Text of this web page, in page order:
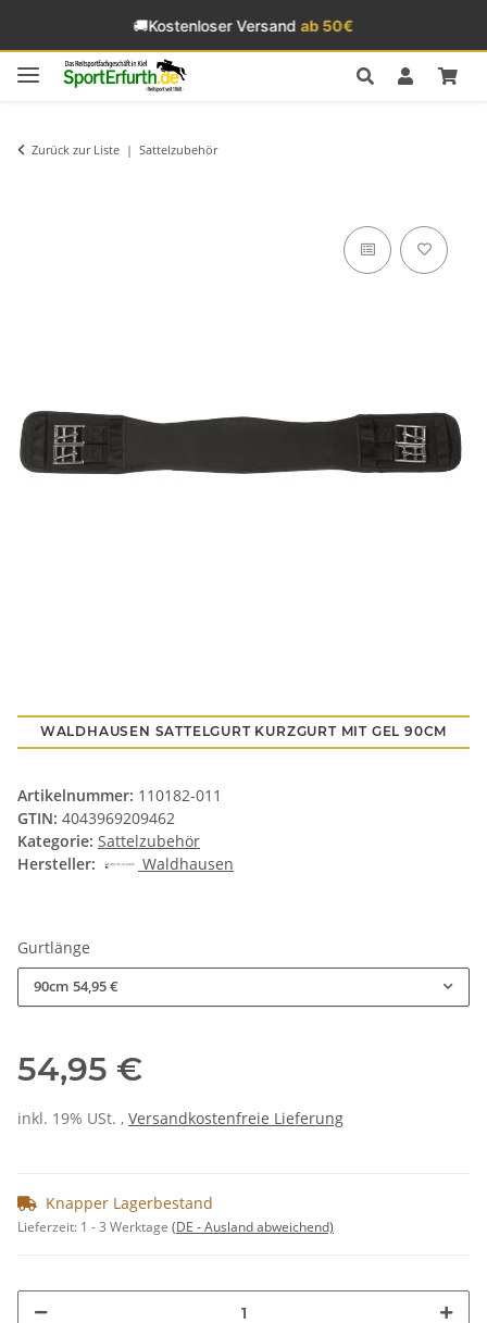
🚚Kostenloser Versandab 50€
Zurück zur Liste Sattelzubehör
WALDHAUSEN SATTELGURT KURZGURT MIT GEL 90CM
Artikelnummer: 110182-011
GTIN: 4043969209462
Kategorie: Sattelzubehör
Hersteller:
Waldhausen
Gurtlänge
90cm 54,95 €
54,95 €
inkl. 19% USt. , Versandkostenfreie Lieferung
Knapper Lagerbestand
Lieferzeit: 1 - 3 Werktage (DE - Ausland abweichend)